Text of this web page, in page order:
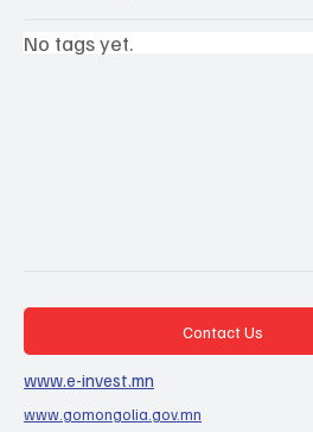
No tags yet.
Contact Us
www.e-invest.mn
www.gomongolia.gov.mn